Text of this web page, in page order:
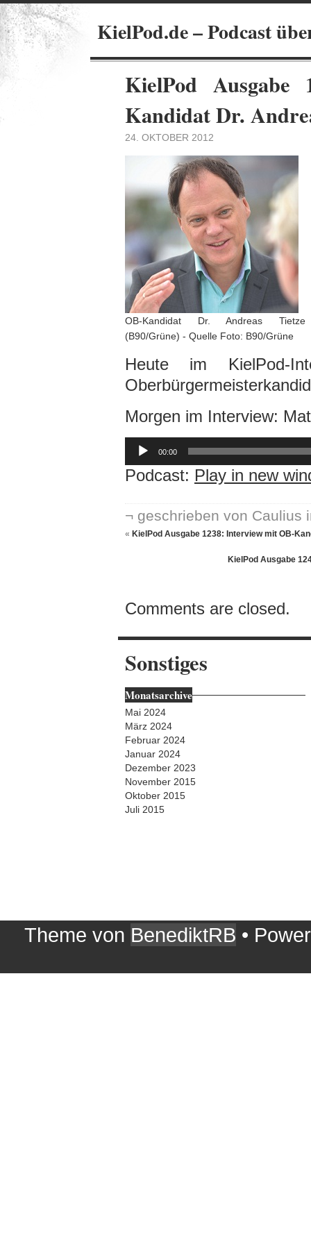
KielPod.de – Podcast
KielPod
Kandidat Dr.
24. OKTOBER 2012
OB-Kandidat Dr. Andreas Tietze
(B90/Grüne) - Quelle Foto: B90/Grüne
Heute im KielPod-
Morgen im Interview:
Player
00:00
Podcast: Play in new
¬ geschrieben von Caulius
« KielPod Ausgabe 1238: Interview mit OB-
KielPod Ausgabe
Comments are closed.
Sonstiges
Monatsarchive
Mai 2024
März 2024
Februar 2024
Januar 2024
Dezember 2023
November 2015
Oktober 2015
Juli 2015
Theme von BenediktRB •